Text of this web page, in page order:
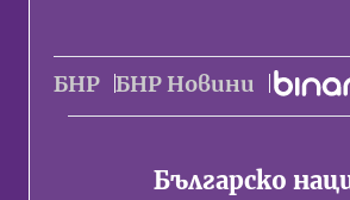
БНР БНР Новини
Българско